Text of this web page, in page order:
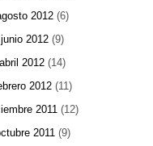
2012 (6)
junio 2012 (9)
abril 2012 (14)
2012(11)
2011(12)
2011(9)